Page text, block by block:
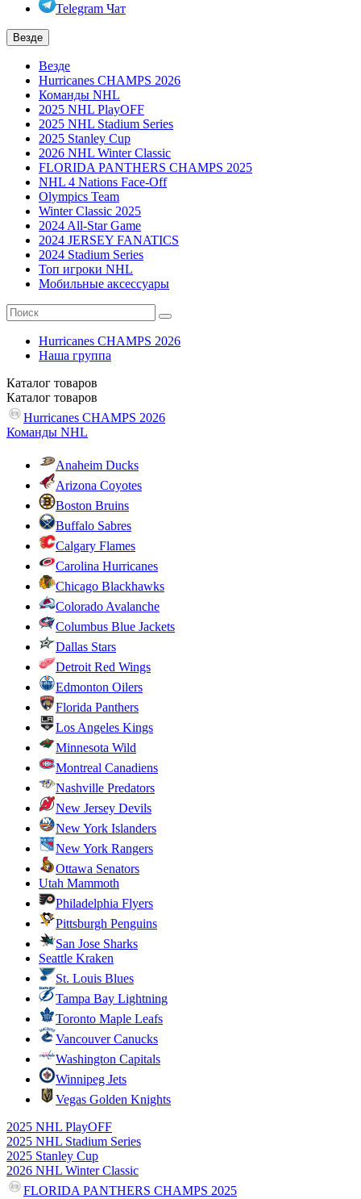
Telegram Чат
Везде
Везде
Hurricanes CHAMPS 2026
Команды NHL
2025 NHL PlayOFF
2025 NHL Stadium Series
2025 Stanley Cup
2026 NHL Winter Classic
FLORIDA PANTHERS CHAMPS 2025
NHL 4 Nations Face-Off
Olympics Team
Winter Classic 2025
2024 All-Star Game
2024 JERSEY FANATICS
2024 Stadium Series
Топ игроки NHL
Мобильные аксессуары
Hurricanes CHAMPS 2026
Наша группа
Каталог товаров
Каталог товаров
Hurricanes CHAMPS 2026
Команды NHL
Anaheim Ducks
Arizona Coyotes
Boston Bruins
Buffalo Sabres
Calgary Flames
Carolina Hurricanes
Chicago Blackhawks
Colorado Avalanche
Columbus Blue Jackets
Dallas Stars
Detroit Red Wings
Edmonton Oilers
Florida Panthers
Los Angeles Kings
Minnesota Wild
Montreal Canadiens
Nashville Predators
New Jersey Devils
New York Islanders
New York Rangers
Ottawa Senators
Utah Mammoth
Philadelphia Flyers
Pittsburgh Penguins
San Jose Sharks
Seattle Kraken
St. Louis Blues
Tampa Bay Lightning
Toronto Maple Leafs
Vancouver Canucks
Washington Capitals
Winnipeg Jets
Vegas Golden Knights
2025 NHL PlayOFF
2025 NHL Stadium Series
2025 Stanley Cup
2026 NHL Winter Classic
FLORIDA PANTHERS CHAMPS 2025